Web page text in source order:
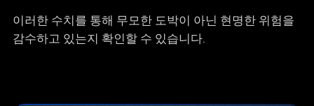
이러한 수치를 통해 무모한 도박이 아닌 현명한 위험을
감수하고 있는지 확인할 수 있습니다.